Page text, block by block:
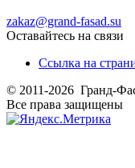
zakaz@grand-fasad.su
Оставайтесь на связи
Ссылка на
© 2011-2026 Гранд-
Все права защищены